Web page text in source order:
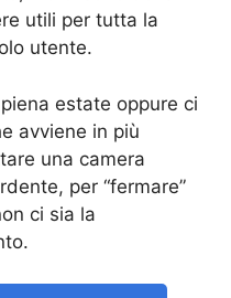
utili per tutta la
utente.
estate oppure ci
avviene in più
una camera
per “fermare”
ci sia la